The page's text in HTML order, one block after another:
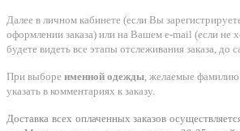
Далее в личном кабинете (если Вы
оформлении заказа) или на Вашем e-mail (если не
будете видеть все этапы отслеживания заказа, до
При выборе именной одежды, желаемые
указать в комментариях к заказу.
Доставка всех оплаченных заказов